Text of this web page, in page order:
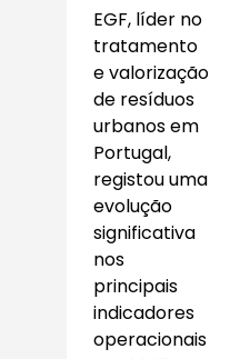
EGF, líder no
tratamento
e valorização
de resíduos
urbanos em
Portugal,
registou uma
evolução
significativa
nos
principais
indicadores
operacionais